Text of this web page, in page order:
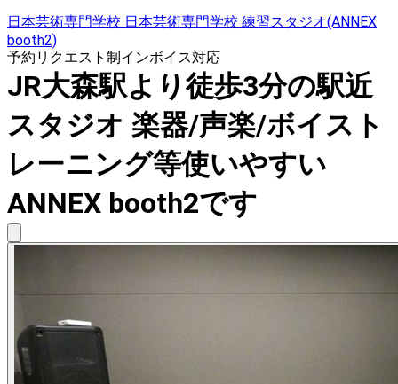
日本芸術専門学校 日本芸術専門学校 練習スタジオ(ANNEX
booth2)
予約リクエスト制インボイス対応
JR大森駅より徒歩3分の駅近
スタジオ 楽器/声楽/ボイスト
レーニング等使いやすい
ANNEX booth2です